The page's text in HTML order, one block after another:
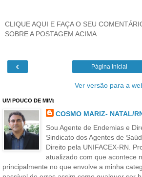
CLIQUE AQUI E FAÇA O SEU
SOBRE A POSTAGEM ACIMA
‹ Página inicial
Ver versão para a
UM POUCO DE MIM:
COSMO MARIZ- NATAL/
Sou Agente de Endemias e
Sindicato dos Agentes de
Direito pela UNIFACEX-RN.
atualizado com que acontece
principalmente no que envolve a minha